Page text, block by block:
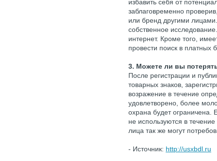
избавить себя от
заблаговременно
или бренд другими
собственное
интернет. Кроме того,
провести поиск в платных
3. Можете ли вы
После регистрации и
товарных знаков,
возражение в течение
удовлетворено, более
охрана будет ограничена.
не используются в
лица так же могут
- Источник: http://usxbdl.ru